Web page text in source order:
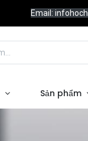
Email:
Sản phẩm